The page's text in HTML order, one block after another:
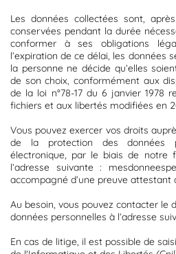
Les données collectées sont,
conservées pendant la durée
conformer à ses obligations
l’expiration de ce délai, les données
la personne ne décide qu’elles
de son choix, conformément aux
de la loi n°78-17 du 6 janvier 1978
fichiers et aux libertés modifiées en
Vous pouvez exercer vos droits
de la protection des données
électronique, par le biais de notre
l’adresse suivante :
accompagné d’une preuve attestant
Au besoin, vous pouvez contacter le
données personnelles à l’adresse
En cas de litige, il est possible de